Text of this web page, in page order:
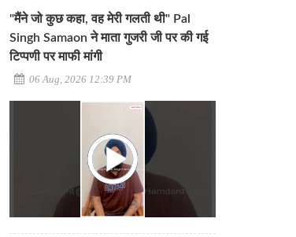
"मैंने जो कुछ कहा, वह मेरी गलती थी" Pal
Singh Samaon ने माता गुजरी जी पर की गई
टिप्पणी पर माफी मांगी
06 Aug, 2026 12:39 PM